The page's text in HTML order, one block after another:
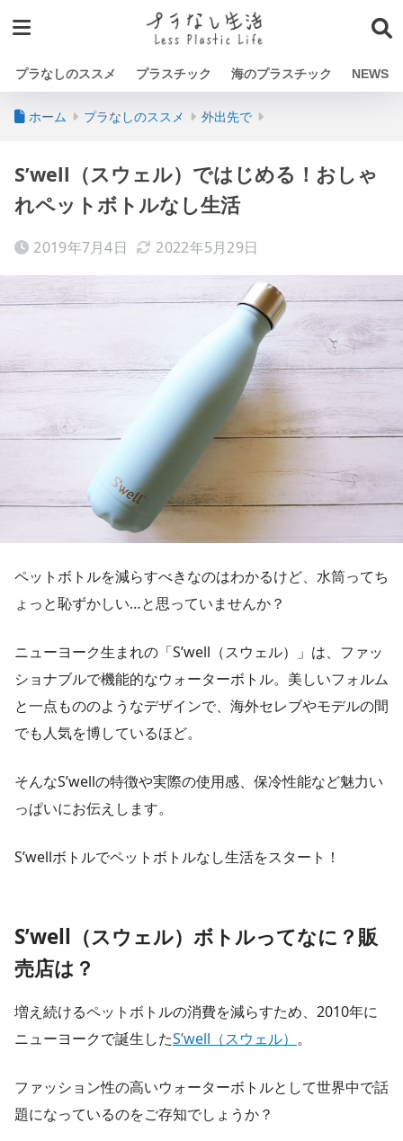
プラなしのススメ プラスチック 海のプラスチック NEWS
ホーム プラなしのススメ 外出先で
S’well（スウェル）ではじめる！おしゃ
れペットボトルなし生活
2019年7月4日 2022年5月29日
ペットボトルを減らすべきなのはわかるけど、水筒ってち
ょっと恥ずかしい…と思っていませんか？
ニューヨーク生まれの「S’well（スウェル）」は、ファッ
ショナブルで機能的なウォーターボトル。美しいフォルム
と一点もののようなデザインで、海外セレブやモデルの間
でも人気を博しているほど。
そんなS’wellの特徴や実際の使用感、保冷性能など魅力い
っぱいにお伝えします。
S’wellボトルでペットボトルなし生活をスタート！
S’well（スウェル）ボトルってなに？販
売店は？
増え続けるペットボトルの消費を減らすため、2010年に
ニューヨークで誕生したS’well（スウェル） 。
ファッション性の高いウォーターボトルとして世界中で話
題になっているのをご存知でしょうか？